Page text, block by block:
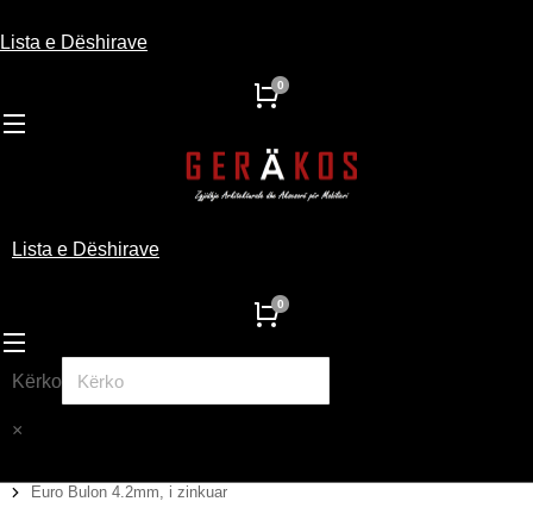
Lista e Dëshirave
Lista e Dëshirave
Kërko
×
You are here:
Euro Bulon 4.2mm, i zinkuar